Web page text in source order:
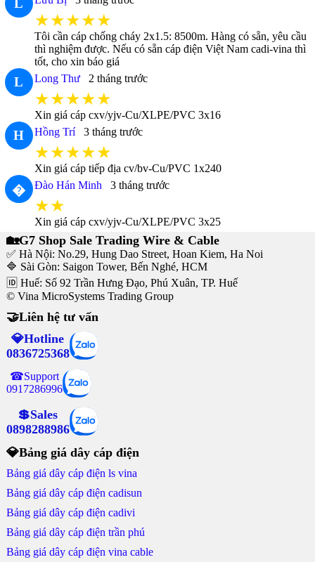
L
★★★★★
Tôi cần cáp chống cháy 2x1.5: 8500m. Hàng có sẵn, yêu cầu
thì nghiệm được. Nếu có sẵn cáp điện Việt Nam cadi-vina thì
tốt, cho xin báo giá
L Long Thư 2 tháng trước
★★★★★
Xin giá cáp cxv/yjv-Cu/XLPE/PVC 3x16
H Hồng Trí 3 tháng trước
★★★★★
Xin giá cáp tiếp địa cv/bv-Cu/PVC 1x240
� Đào Hán Minh 3 tháng trước
★★
Xin giá cáp cxv/yjv-Cu/XLPE/PVC 3x25
🏡G7 Shop Sale Trading Wire & Cable
✅ Hà Nội: No.29, Hung Dao Street, Hoan Kiem, Ha Noi
🔷 Sài Gòn: Saigon Tower, Bến Nghé, HCM
🆔 Huế: Số 92 Trần Hưng Đạo, Phú Xuân, TP. Huế
© Vina MicroSystems Trading Group
🤝Liên hệ tư vấn
💎Hotline
0836725368
☎Support
0917286996
💲Sales
0898288986
💎Bảng giá dây cáp điện
Bảng giá dây cáp điện ls vina
Bảng giá dây cáp điện cadisun
Bảng giá dây cáp điện cadivi
Bảng giá dây cáp điện trần phú
Bảng giá dây cáp điện vina cable